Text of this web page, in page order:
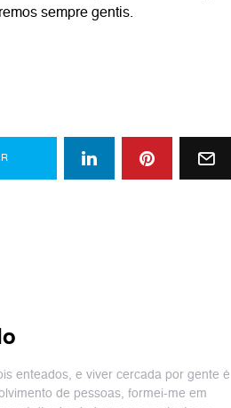
sempre gentis.
enteados, e viver cercada por gente é
de pessoas, formei-me em